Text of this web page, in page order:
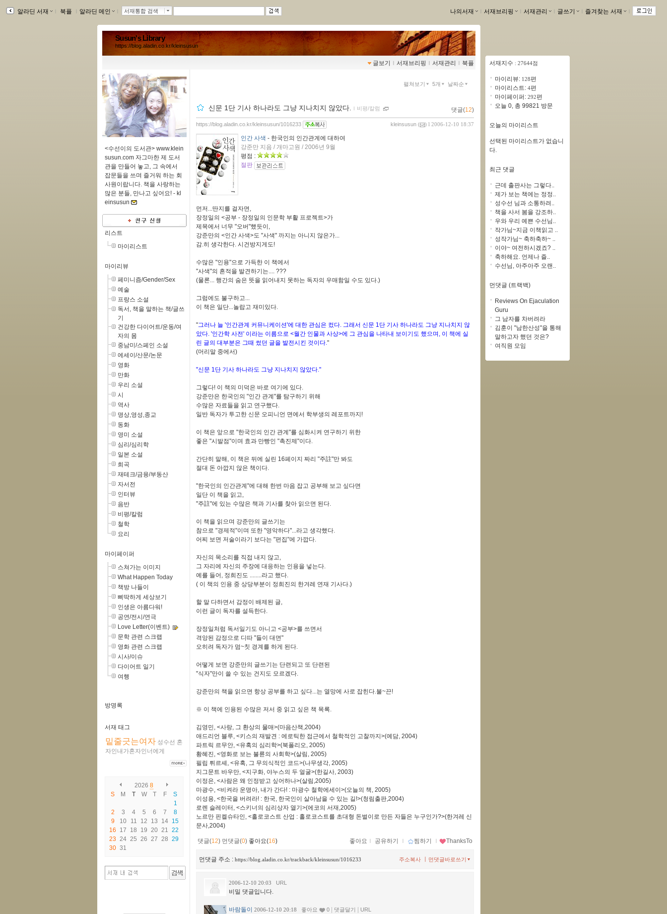
알라딘 서재 북플 알라딘 메인 서재통합 검색 나의서재 서재브리핑 서재관리 글쓰기 즐겨찾는 서재
Susun's Library
https://blog.aladin.co.kr/kleinsusun
글보기 ｌ 서재브리핑 ｌ 서재관리 ｌ 북플
<수선이의 도서관> www.klein
susun.com 자그마한 제 도서
관을 만들어 놓고, 그 속에서
잡문들을 쓰며 즐거워 하는 회
사원이랍니다. 책을 사랑하는
많은 분들, 만나고 싶어요! - kl
einsusun
리스트
마이리스트
마이리뷰
페미니즘/Gender/Sex
예술
프랑스 소설
독서, 책을 말하는 책/글쓰
기
건강한 다이어트/운동/여
자의 몸
중남미/스페인 소설
에세이/산문/논문
영화
만화
우리 소설
시
역사
명상,영성,종교
동화
영미 소설
심리/심리학
일본 소설
희곡
재테크/금융/부동산
자서전
인터뷰
음반
비평/칼럼
철학
요리
마이페이퍼
스쳐가는 이미지
What Happen Today
책방 나들이
삐딱하게 세상보기
인생은 아름다워!
공연/전시/연극
Love Letter(이벤트)
문학 관련 스크랩
영화 관련 스크랩
시사/이슈
다이어트 일기
여행
방명록
서재 태그
밑줄긋는여자 성수선 혼
자인내가혼자인너에게
2026 8
S
M T W T F
S
1
2
3 4 5 6 7
8
9
10 11 12 13 14 15
16
17 18 19 20 21
22
23 24 25 26 27 28 29
30 31
펼쳐보기 5개 날짜순
신문 1단 기사 하나라도 그냥 지나치지 않았다. ｌ 비평/칼럼 댓글(12)
kleinsusun ( ) l 2006-12-10 18:37
https://blog.aladin.co.kr/kleinsusun/1016233
인간 사색 - 한국인의 인간관계에 대하여
강준만 지음 / 개마고원 / 2006년 9월
평점 :
절판
먼저...딴지를 걸자면,
장정일의 <공부 - 장정일의 인문학 부활 프로젝트>가
제목에서 너무 "오버"했듯이,
강준만의 <인간 사색>도 "사색" 까지는 아니지 않은가...
감.히 생각한다. 시건방지게도!
수많은 "인용"으로 가득한 이 책에서
"사색"의 흔적을 발견하기는.... ???
(물론... 행간의 숨은 뜻을 읽어내지 못하는 독자의 우매함일 수도 있다.)
그럼에도 불구하고...
이 책은 일단...놀랍고 재미있다.
"그러나 늘 '인간관계 커뮤니케이션'에 대한 관심은 컸다. 그래서 신문 1단 기사 하나라도 그냥 지나치지 않
았다. '인간학 사전' 이라는 이름으로 <월간 인물과 사상>에 그 관심을 나타내 보이기도 했으며, 이 책에 실
린 글의 대부분은 그때 썼던 글을 발전시킨 것이다."
(머리말 중에서)
"신문 1단 기사 하나라도 그냥 지나치지 않았다."
그렇다! 이 책의 미덕은 바로 여기에 있다.
강준만은 한국인의 "인간 관계"를 탐구하기 위해
수많은 자료들을 읽고 연구했다.
일반 독자가 투고한 신문 오피니언 면에서 학부생의 레포트까지!
이 책은 앞으로 "한국인의 인간 관계"를 심화시켜 연구하기 위한
좋은 "시발점"이며 효과 만빵인 "촉진제"이다.
간단히 말해, 이 책은 뒤에 실린 16페이지 짜리 "주註"만 봐도
절대 돈 아깝지 않은 책이다.
"한국인의 인간관계"에 대해 한번 마음 잡고 공부해 보고 싶다면
일단 이 책을 읽고,
"주註"에 있는 수많은 책과 기사를 찾아 읽으면 된다.
이 책을 읽으며 강준만의 글쓰기는
참으로 "경제적"이며 또한 "영악하다"...라고 생각했다.
어찌 보면 저술이라기 보다는 "편집"에 가깝다.
자신의 목소리를 직접 내지 않고,
그 자리에 자신의 주장에 대응하는 인용을 넣는다.
예를 들어, 정희진도 ........라고 했다.
( 이 책의 인용 중 상당부분이 정희진의 한겨레 연재 기사다.)
할 말 다하면서 감정이 배제된 글,
이런 글이 독자를 설득한다.
장정일처럼 독서일기도 아니고 <공부>를 쓰면서
격앙된 감정으로 디따 "들이 대면"
오히려 독자가 멈~칫 경계를 하게 된다.
어떻게 보면 강준만의 글쓰기는 단련되고 또 단련된
"식자"만이 쓸 수 있는 건지도 모르겠다.
강준만의 책을 읽으면 항상 공부를 하고 싶다...는 열망에 사로 잡힌다.불~끈!
※ 이 책에 인용된 수많은 저서 중 읽고 싶은 책 목록.
김영민, <사랑, 그 환상의 물매>(마음산책,2004)
애드리언 블루, <키스의 재발견 : 에로틱한 접근에서 철학적인 고찰까지>(예담, 2004)
파트릭 르무안, <유혹의 심리학>(북폴리오, 2005)
황혜진, <영화로 보는 불륜의 사회학>(살림, 2005)
필립 튀르셰, <유혹, 그 무의식적인 코드>(나무생각, 2005)
지그문트 바우만, <지구화, 야누스의 두 얼굴>(한길사, 2003)
이정은, <사람은 왜 인정받고 싶어하나>(살림,2005)
마광수, <비켜라 운명아, 내가 간다! : 마광수 철학에세이>(오늘의 책, 2005)
이성용, <한국을 버려라! : 한국, 한국인이 살아남을 수 있는 길!>(청림출판,2004)
로렌 슬레이터, <스키너의 심리상자 열기>(에코의 서재,2005)
노르만 핀켈슈타인, <홀로코스트 산업 : 홀로코스트를 초대형 돈벌이로 만든 자들은 누구인가?>(한겨레 신
문사,2004)
댓글(12) 먼댓글(0) 좋아요(16) 좋아요 ｌ 공유하기 ｌ 찜하기 ｌ ThanksTo
먼댓글 주소 : https://blog.aladin.co.kr/trackback/kleinsusun/1016233 먼댓글바로쓰기
주소복사
2006-12-10 20:03 URL
비밀 댓글입니다.
바람돌이 2006-12-10 20:18 좋아요 0 댓글달기 URL
서재지수 : 27644점
마이리뷰: 128편
마이리스트: 4편
마이페이퍼: 292편
오늘 0, 총 99821 방문
오늘의 마이리스트
선택된 마이리스트가 없습니
다.
최근 댓글
근데 출판사는 그렇다..
제가 보는 책에는 정정..
성수선 님과 소통하려..
책을 사서 봄을 강조하..
우와 우리 예쁜 수선님..
작가님~지금 이책읽고 ..
성작가님~ 축하축하~ ..
이야~ 여전하시겠죠? ..
축하해요. 언제나 즐..
수선님, 아주아주 오랜..
먼댓글 (트랙백)
Reviews On Ejaculation
Guru
그 남자를 차버려라
김훈이 "남한산성"을 통해
말하고자 했던 것은?
여직원 모임